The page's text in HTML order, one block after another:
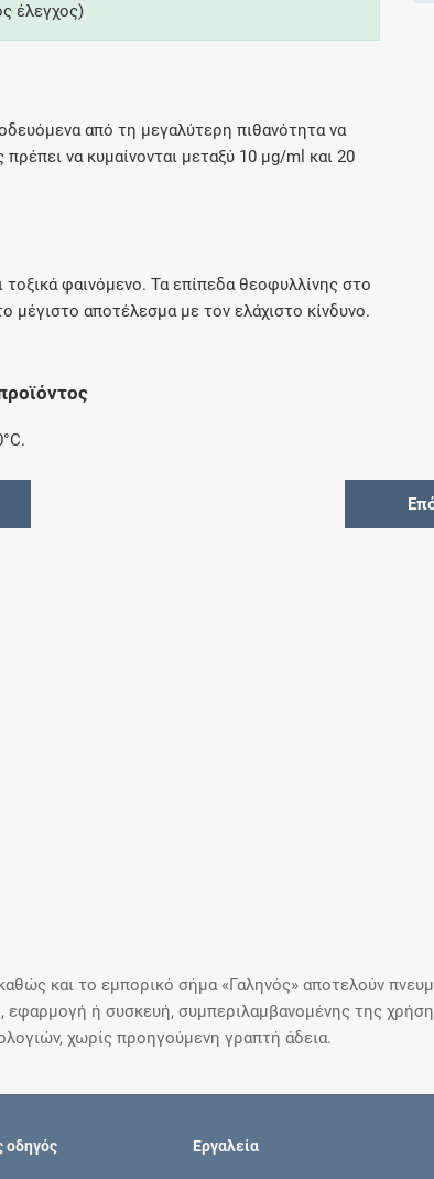
ενδείξεις και αγωγές για
συμπτώματα και ιατρικές πράξεις
Γνωρίζατε ότι...
έλεγχος)
από τη μεγαλύτερη πιθανότητα να
να κυμαίνονται μεταξύ 10 μg/ml και 20
φαινόμενο. Τα επίπεδα θεοφυλλίνης στο
μέγιστο αποτέλεσμα με τον ελάχιστο κίνδυνο.
και το εμπορικό σήμα «Γαληνός» αποτελούν
ή συσκευή, συμπεριλαμβανομένης της
χωρίς προηγούμενη γραπτή άδεια.
οδηγός Εργαλεία